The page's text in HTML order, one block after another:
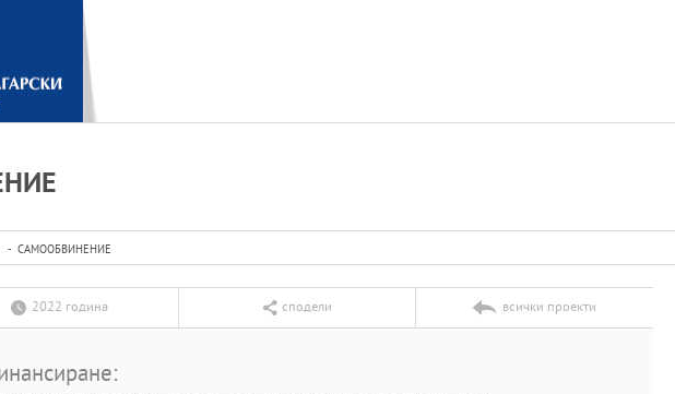
САМООБВИНЕНИЕ
2022 година сподели всички проекти